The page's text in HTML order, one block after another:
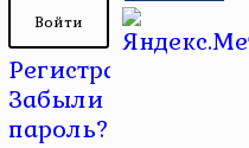
Регистрация
Забыли
пароль?